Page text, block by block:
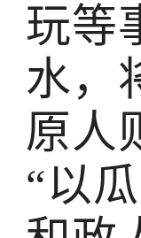
玩等
水，
原人
“以